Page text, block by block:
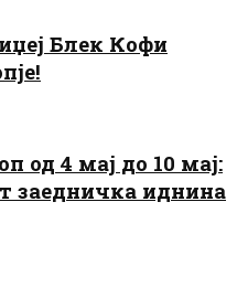
Блек Кофи
од 4 мај до 10 мај:
заедничка иднина